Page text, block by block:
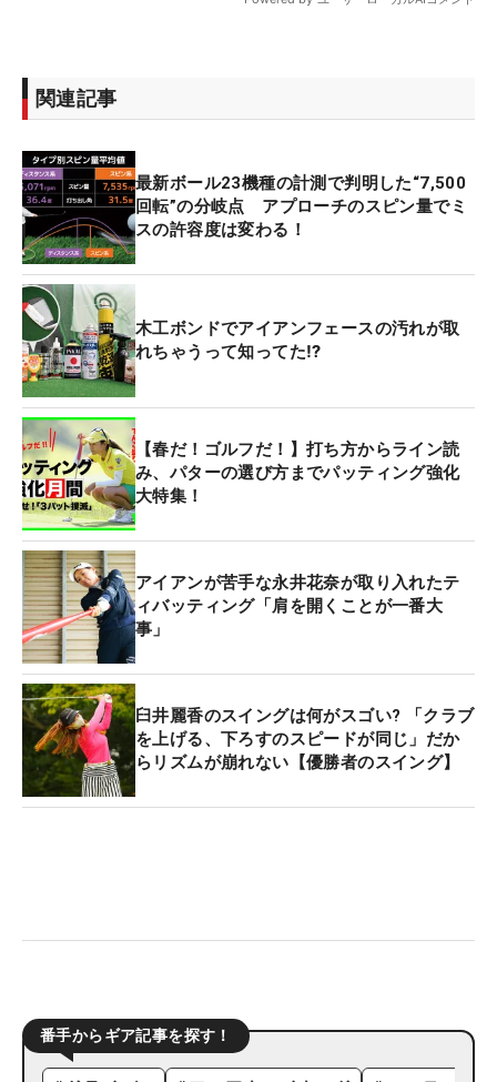
関連記事
最新ボール23機種の計測で判明した“7,500
回転”の分岐点 アプローチのスピン量でミ
スの許容度は変わる！
木工ボンドでアイアンフェースの汚れが取
れちゃうって知ってた⁉
【春だ！ゴルフだ！】打ち方からライン読
み、パターの選び方までパッティング強化
大特集！
アイアンが苦手な永井花奈が取り入れたテ
ィバッティング「肩を開くことが一番大
事」
臼井麗香のスイングは何がスゴい? 「クラブ
を上げる、下ろすのスピードが同じ」だか
らリズムが崩れない【優勝者のスイング】
番手からギア記事を探す！